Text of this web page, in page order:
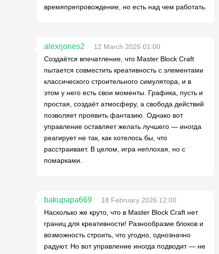
времяпрепровождение, но есть над чем работать.
alexrjones2
12 March 2026 01:00
Создаётся впечатление, что Master Block Craft
пытается совместить креативность с элементами
классического строительного симулятора, и в
этом у него есть свои моменты. Графика, пусть и
простая, создаёт атмосферу, а свобода действий
позволяет проявить фантазию. Однако вот
управление оставляет желать лучшего — иногда
реагирует не так, как хотелось бы, что
расстраивает. В целом, игра неплохая, но с
помарками.
bakupapa669
18 February 2026 12:00
Насколько же круто, что в Master Block Craft нет
границ для креативности! Разнообразие блоков и
возможность строить, что угодно, однозначно
радуют. Но вот управление иногда подводит — не